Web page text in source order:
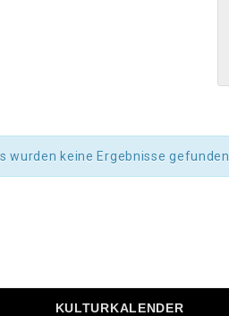
wurden keine Ergebnisse gefunden.
KULTURKALENDER